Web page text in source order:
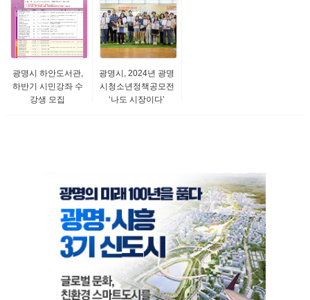
광명시 하안도서관,
하반기 시민강좌 수
강생 모집
광명시, 2024년 광명
시청소년정책공모전
‘나도 시장이다’